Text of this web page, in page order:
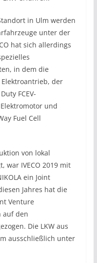
in Ulm werden
unter der
hat sich allerdings
in dem die
der
FCEV-
und
Fuel Cell
von lokal
war IVECO 2019 mit
ein Joint
Jahres hat die
Venture
auf den
Die LKW aus
ausschließlich unter